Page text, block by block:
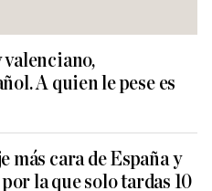
valenciano,
A quien le pese es
más cara de España y
la que solo tardas 10